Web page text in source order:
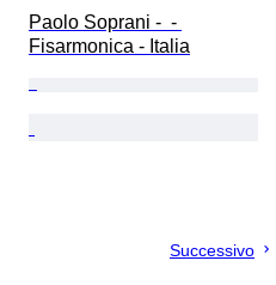
Paolo Soprani -  -
Fisarmonica - Italia
Successivo